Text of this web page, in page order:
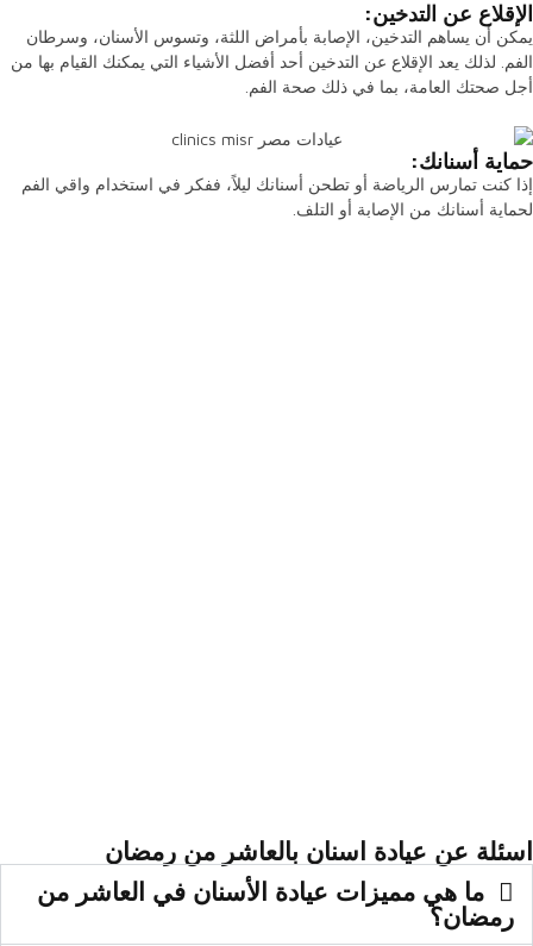
الإقلاع عن التدخين:
يمكن أن يساهم التدخين، الإصابة بأمراض اللثة، وتسوس الأسنان، وسرطان
الفم. لذلك يعد الإقلاع عن التدخين أحد أفضل الأشياء التي يمكنك القيام بها من
أجل صحتك العامة، بما في ذلك صحة الفم.
حماية أسنانك:
إذا كنت تمارس الرياضة أو تطحن أسنانك ليلاً، ففكر في استخدام واقي الفم
لحماية أسنانك من الإصابة أو التلف.
اسئلة عن عيادة اسنان بالعاشر من رمضان
ما هي مميزات عيادة الأسنان في العاشر من
رمضان؟